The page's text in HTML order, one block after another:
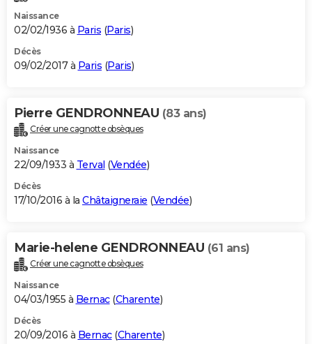
Naissance
02/02/1936 à Paris (Paris)
Décès
09/02/2017 à Paris (Paris)
Pierre GENDRONNEAU (83 ans)
Créer une cagnotte obsèques
Naissance
22/09/1933 à Terval (Vendée)
Décès
17/10/2016 à la Châtaigneraie (Vendée)
Marie-helene GENDRONNEAU (61 ans)
Créer une cagnotte obsèques
Naissance
04/03/1955 à Bernac(Charente)
Décès
20/09/2016 à Bernac(Charente)